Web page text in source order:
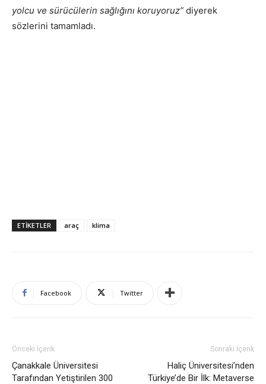
yolcu ve sürücülerin sağlığını koruyoruz” diyerek
sözlerini tamamladı.
ETIKETLER araç klima
Facebook Twitter
Önceki İçerik
Çanakkale Üniversitesi
Tarafından Yetiştirilen 300
Sonraki İçerik
Haliç Üniversitesi’nden
Türkiye’de Bir İlk: Metaverse